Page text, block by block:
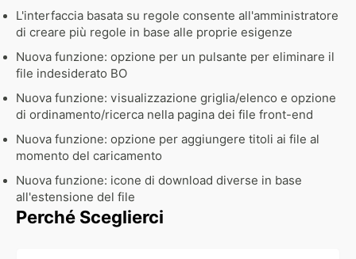
L'interfaccia basata su regole consente all'amministratore
di creare più regole in base alle proprie esigenze
Nuova funzione: opzione per un pulsante per eliminare il
file indesiderato BO
Nuova funzione: visualizzazione griglia/elenco e opzione
di ordinamento/ricerca nella pagina dei file front-end
Nuova funzione: opzione per aggiungere titoli ai file al
momento del caricamento
Nuova funzione: icone di download diverse in base
all'estensione del file
Perché Sceglierci